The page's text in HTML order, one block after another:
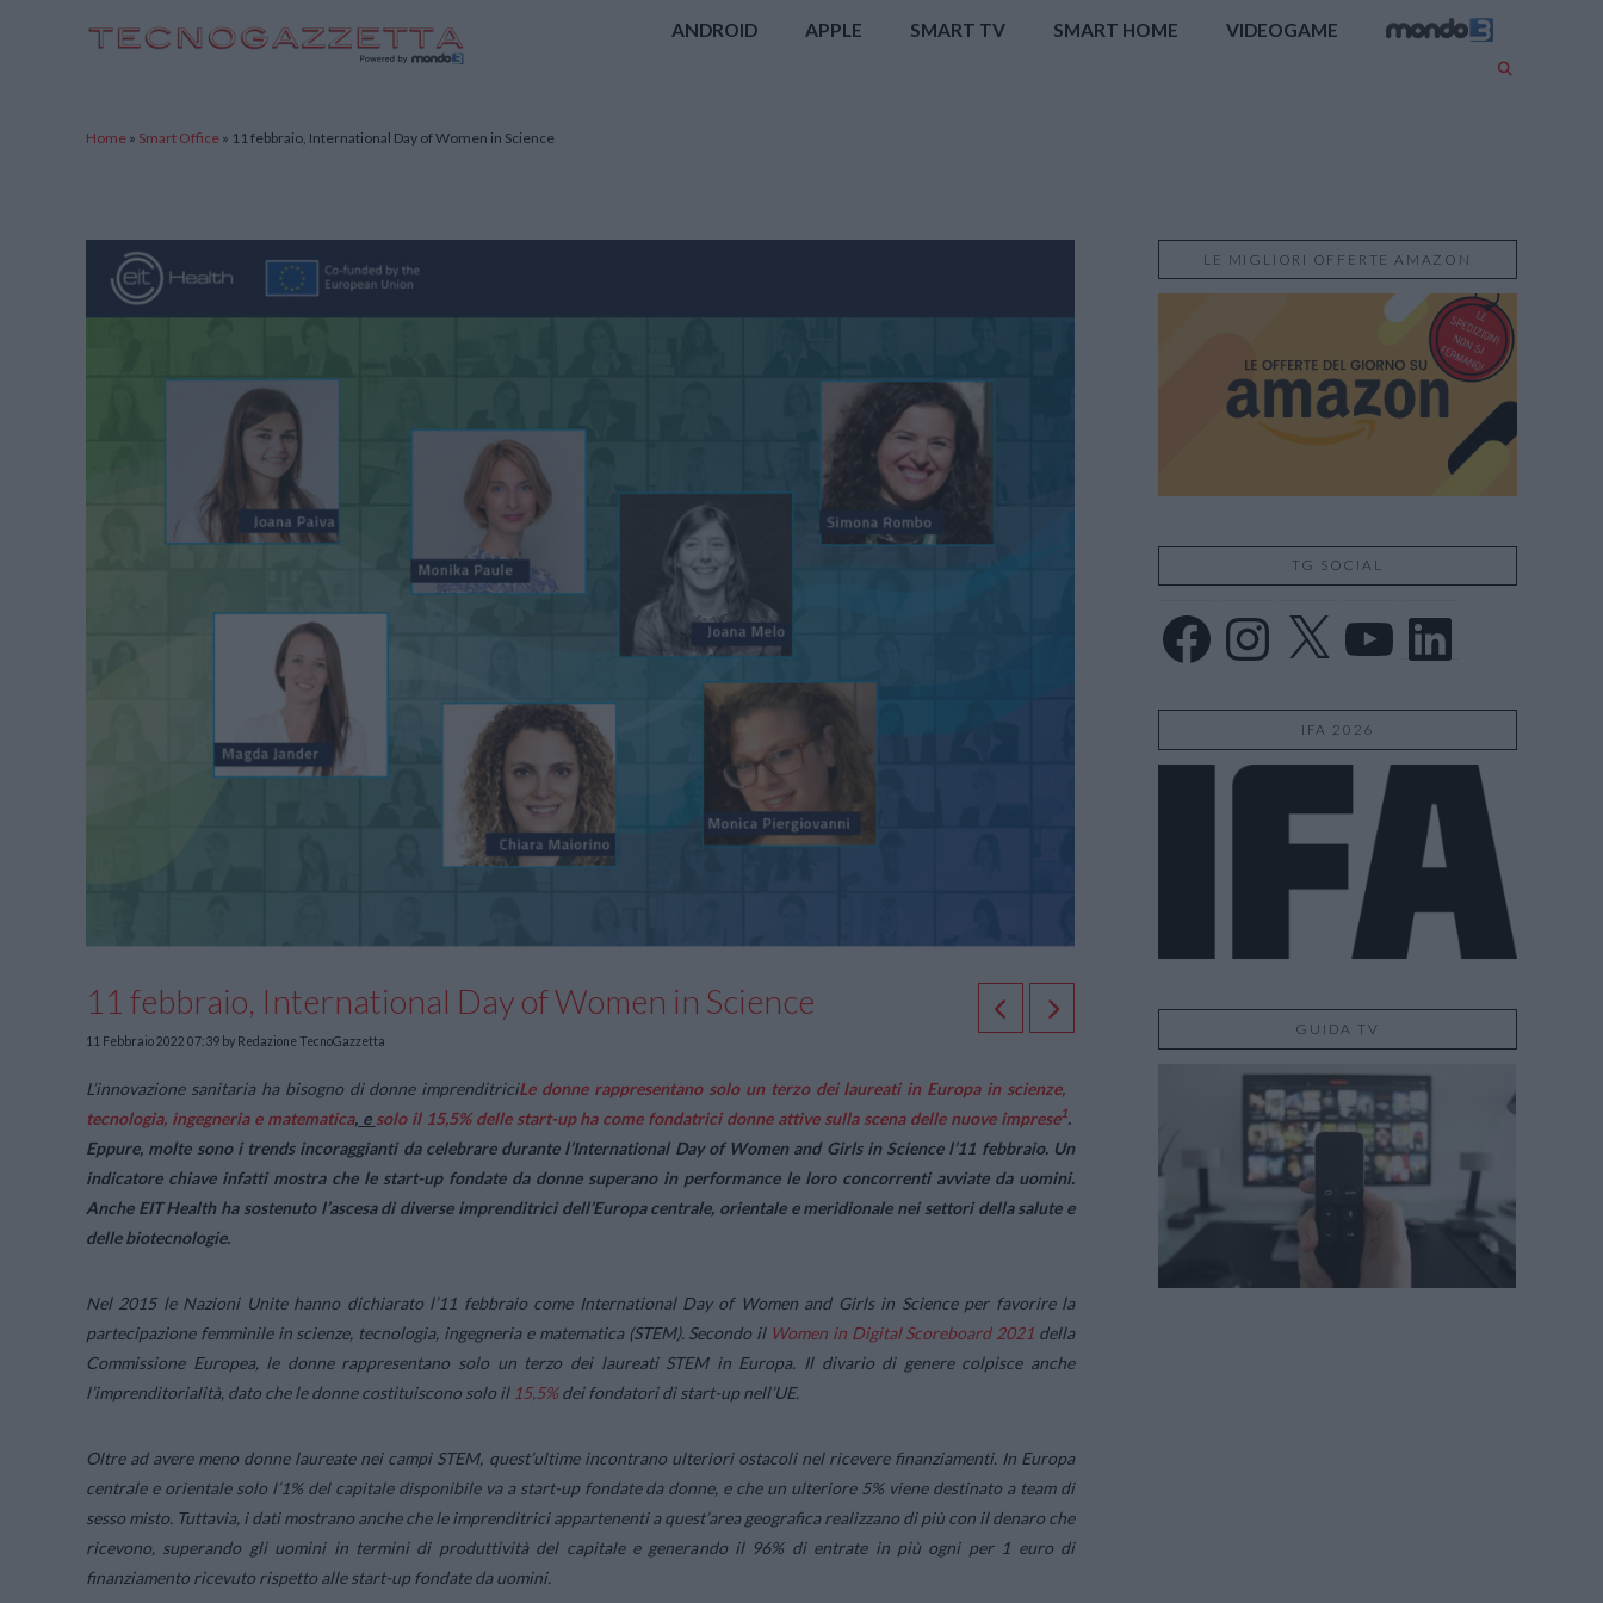
ANDROID APPLE SMART TV SMART HOME VIDEOGAME
Home » Smart Office » 11 febbraio, International Day of Women in Science
11 febbraio, International Day of Women in Science
11 Febbraio 2022 07:39 by Redazione TecnoGazzetta
L’innovazione sanitaria ha bisogno di donne imprenditriciLe donne rappresentano solo un terzo dei laureati in Europa in scienze,
tecnologia, ingegneria e matematica, e solo il 15,5% delle start-up ha come fondatrici donne attive sulla scena delle nuove imprese1.
Eppure, molte sono i trends incoraggianti da celebrare durante l’International Day of Women and Girls in Sciencel’11 febbraio. Un
indicatore chiave infatti mostra che le start-up fondate da donne superano in performance le loro concorrenti avviate da uomini.
Anche EIT Health ha sostenuto l’ascesa di diverse imprenditrici dell’Europa centrale, orientale e meridionale nei settori della salute e
delle biotecnologie.
Nel 2015 le Nazioni Unite hanno dichiarato l’11 febbraio come International Day of Women and Girls in Science per favorire la
partecipazione femminile in scienze, tecnologia, ingegneria e matematica (STEM). Secondo il Women in Digital Scoreboard 2021 della
Commissione Europea, le donne rappresentano solo un terzo dei laureati STEM in Europa. Il divario di genere colpisce anche
l’imprenditorialità, dato che le donne costituiscono solo il 15,5%dei fondatori di start-up nell’UE.
Oltre ad avere meno donne laureate nei campi STEM, quest’ultime incontrano ulteriori ostacoli nel ricevere finanziamenti. In Europa
centrale e orientale solo l’1% del capitale disponibile va a start-up fondate da donne, e che un ulteriore 5% viene destinato a team di
sesso misto. Tuttavia, i dati mostrano anche che le imprenditrici appartenenti a quest’area geografica realizzano di più con il denaro che
ricevono, superando gli uomini in termini di produttività del capitale e generando il 96% di entrate in più ogni per 1 euro di
finanziamento ricevuto rispetto alle start-up fondate da uomini.
LE MIGLIORI OFFERTE AMAZON
TG SOCIAL
Facebook Instagram YouTube LinkedIn
IFA 2026
GUIDA TV